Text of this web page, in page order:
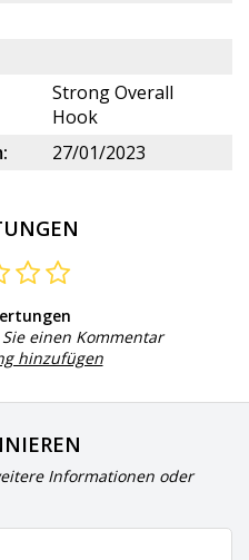
Strong Overall
Hook
27/01/2023
einen Kommentar
hinzufügen
Informationen oder